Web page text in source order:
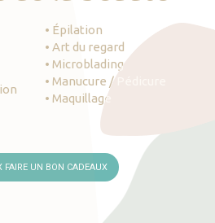
• Épilation
• Art du regard
• Microblading
• Manucure / Pédicure
• Maquillage
FAIRE UN BON CADEAUX